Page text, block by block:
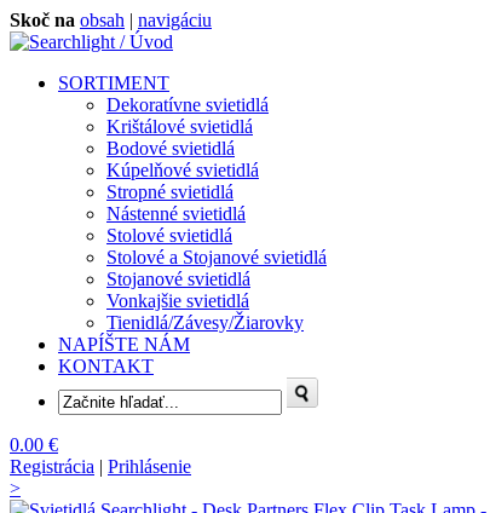
Skoč na obsah | navigáciu
SORTIMENT
Dekoratívne svietidlá
Krištálové svietidlá
Bodové svietidlá
Kúpelňové svietidlá
Stropné svietidlá
Nástenné svietidlá
Stolové svietidlá
Stolové a Stojanové svietidlá
Stojanové svietidlá
Vonkajšie svietidlá
Tienidlá/Závesy/Žiarovky
NAPÍŠTE NÁM
KONTAKT
0.00 €
Registrácia | Prihlásenie
>